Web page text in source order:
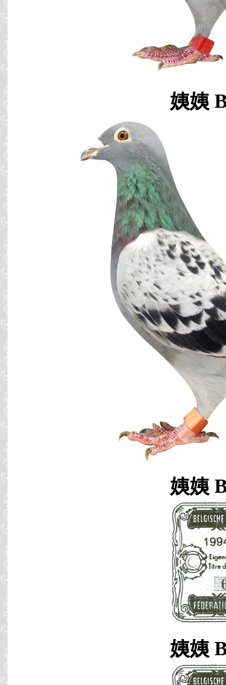
姨姨
姨姨
姨姨